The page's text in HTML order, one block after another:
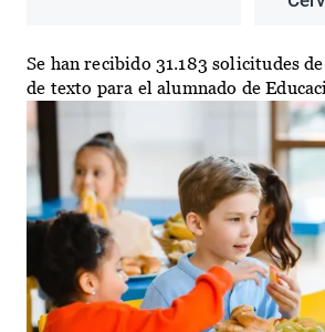
Se han recibido 31.183 solicitudes
de texto para el alumnado de